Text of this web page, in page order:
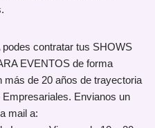
podes contratar tus SHOWS
EVENTOS de forma
de 20 años de trayectoria
Envianos un
mail a: